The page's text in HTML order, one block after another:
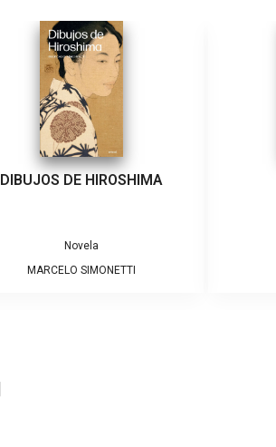
DIBUJOS DE HIROSHIMA
Novela
MARCELO SIMONETTI